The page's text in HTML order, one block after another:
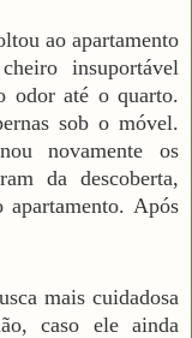
ao apartamento
insuportável
odor até o quarto.
sob o móvel.
novamente os
da descoberta,
Após
mais cuidadosa
caso ele ainda